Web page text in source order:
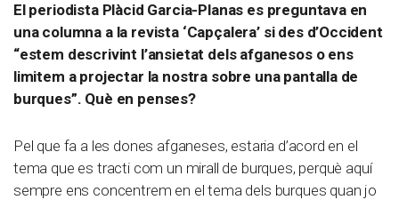
El periodista Plàcid Garcia-Planas es preguntava en
una columna a la revista ‘Capçalera’ si des d’Occident
“estem descrivint l’ansietat dels afganesos o ens
limitem a projectar la nostra sobre una pantalla de
burques”. Què en penses?
Pel que fa a les dones afganeses, estaria d’acord en el
tema que es tracti com un mirall de burques, perquè aquí
sempre ens concentrem en el tema dels burques quan jo